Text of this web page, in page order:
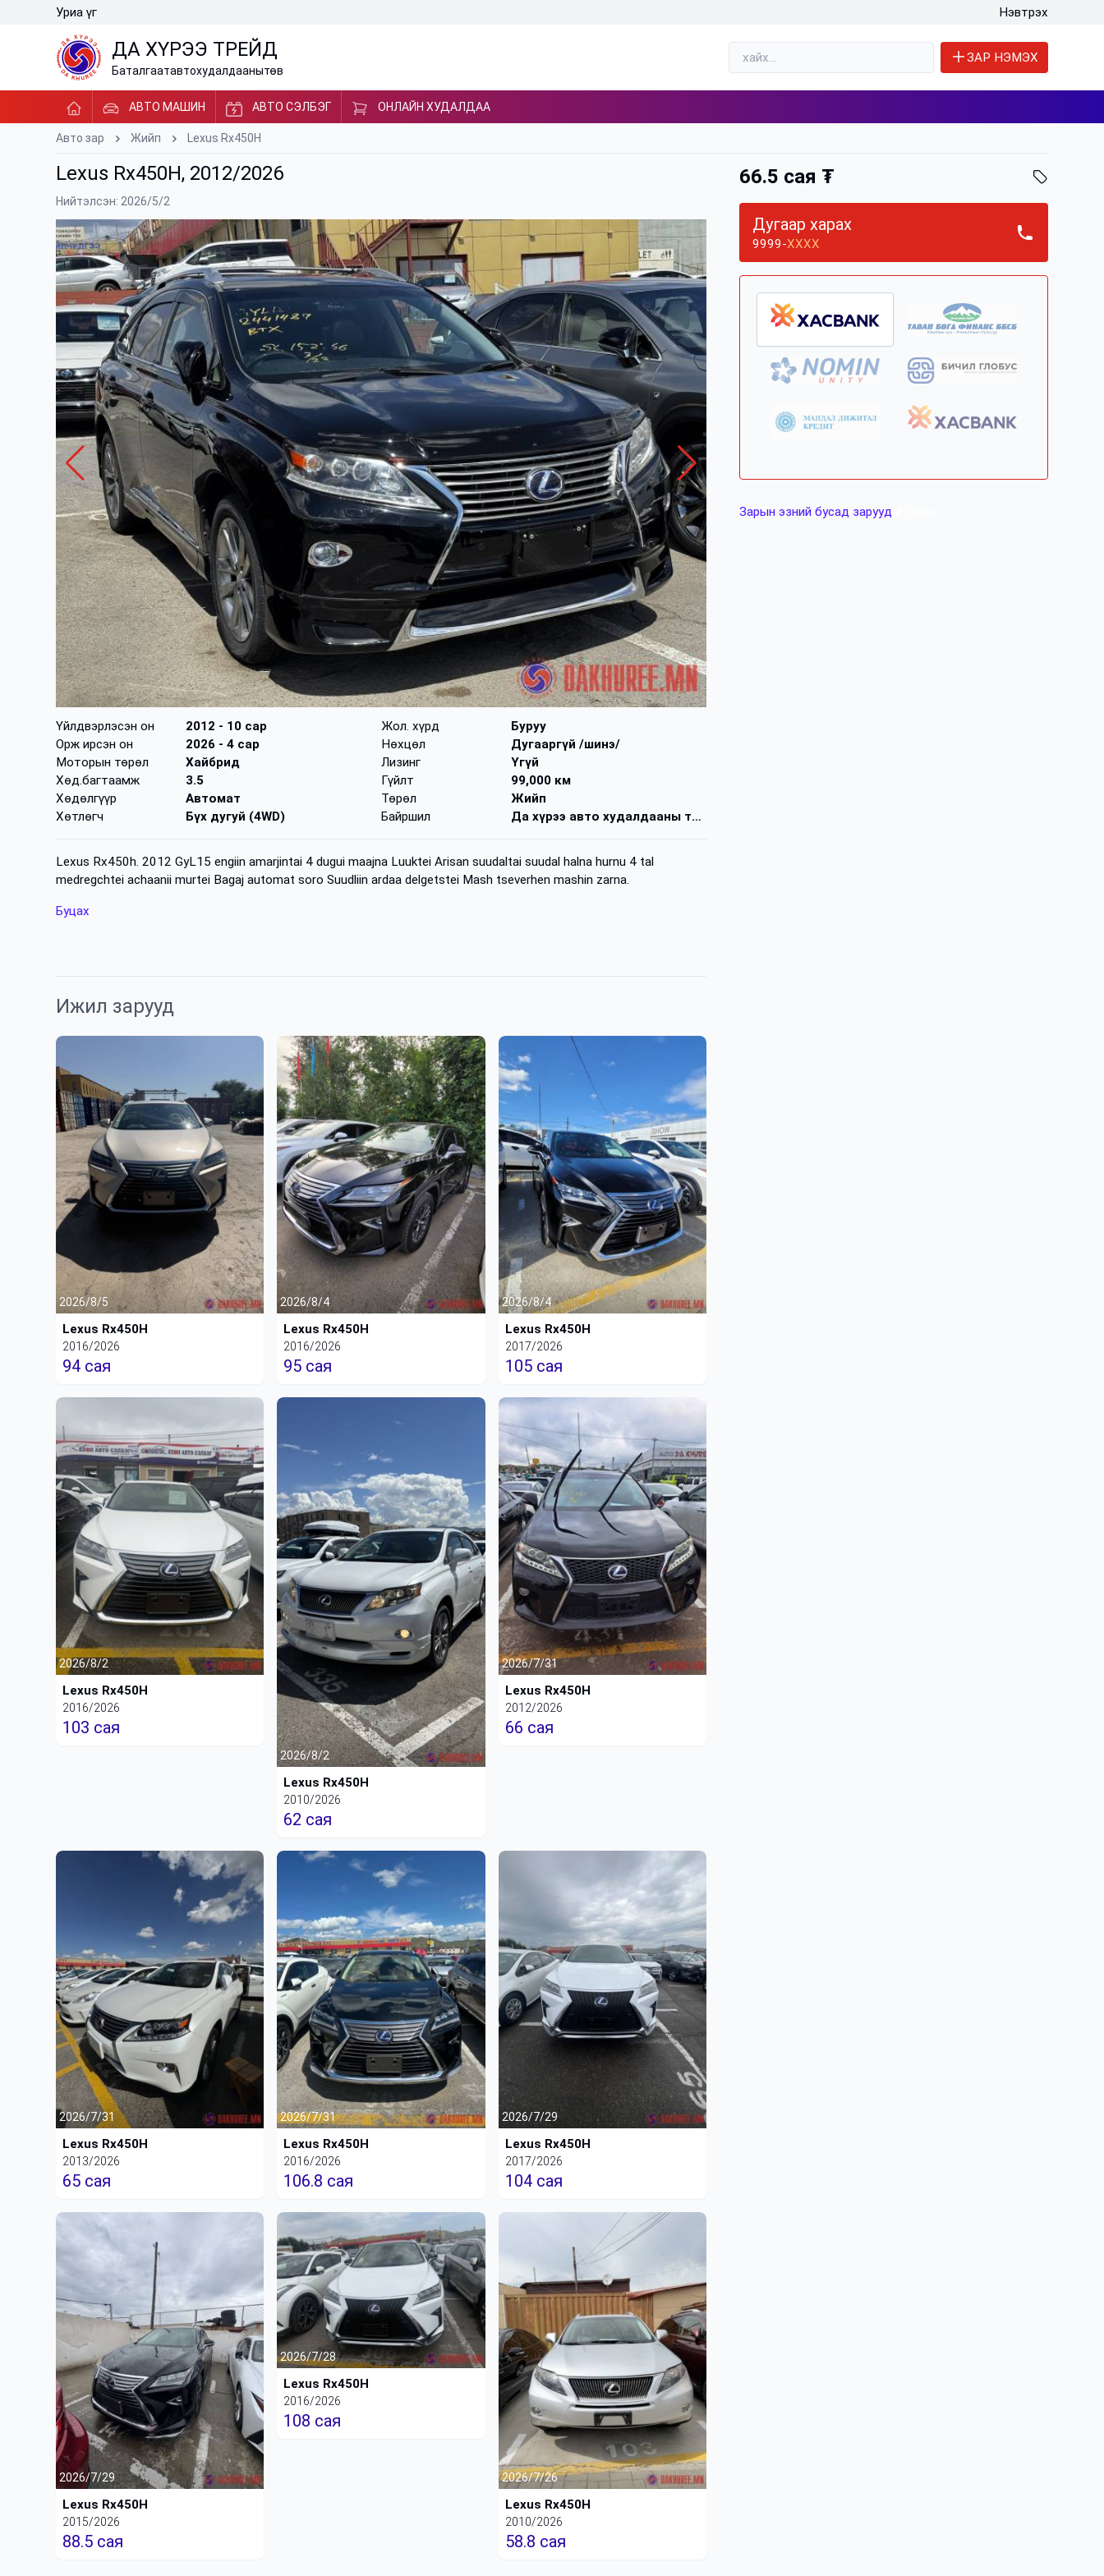
Уриа үг Нэвтрэх
ДА ХҮРЭЭ ТРЕЙД
Баталгаатавтохудалдаанытөв
ЗАР НЭМЭХ
АВТО МАШИН АВТО СЭЛБЭГ ОНЛАЙН ХУДАЛДАА
Авто зар Жийп Lexus Rx450H
Lexus Rx450H, 2012/2026
Нийтэлсэн: 2026/5/2
Үйлдвэрлэсэн он 2012 - 10 сар
Орж ирсэн он
2026 - 4 сар
Моторын төрөл
Хайбрид
Хөд.багтаамж
3.5
Хөдөлгүүр
Автомат
Хөтлөгч
Бүх дугуй (4WD)
Жол. хүрд
Буруу
Нөхцөл
Дугааргүй /шинэ/
Лизинг
Үгүй
Гүйлт
99,000 км
Төрөл
Жийп
Байршил
Да хүрээ авто худалдааны төв
Lexus Rx450h. 2012 GyL15 engiin amarjintai 4 dugui maajna Luuktei Arisan suudaltai suudal halna hurnu 4 tal
medregchtei achaanii murtei Bagaj automat soro Suudliin ardaa delgetstei Mash tseverhen mashin zarna.
Буцах
66.5 сая ₮
Дугаар харах
9999-XXXX
Зарын эзний бусад зарууд
Ижил зарууд
2026/8/5
Lexus Rx450H
2016/2026
94 сая
2026/8/4
Lexus Rx450H
2016/2026
95 сая
2026/8/4
Lexus Rx450H
2017/2026
105 сая
2026/8/2
Lexus Rx450H
2016/2026
103 сая
2026/8/2
Lexus Rx450H
2010/2026
62 сая
2026/7/31
Lexus Rx450H
2012/2026
66 сая
2026/7/31
Lexus Rx450H
2013/2026
65 сая
2026/7/31
Lexus Rx450H
2016/2026
106.8 сая
2026/7/29
Lexus Rx450H
2017/2026
104 сая
2026/7/29
Lexus Rx450H
2015/2026
88.5 сая
2026/7/28
Lexus Rx450H
2016/2026
108 сая
2026/7/26
Lexus Rx450H
2010/2026
58.8 сая